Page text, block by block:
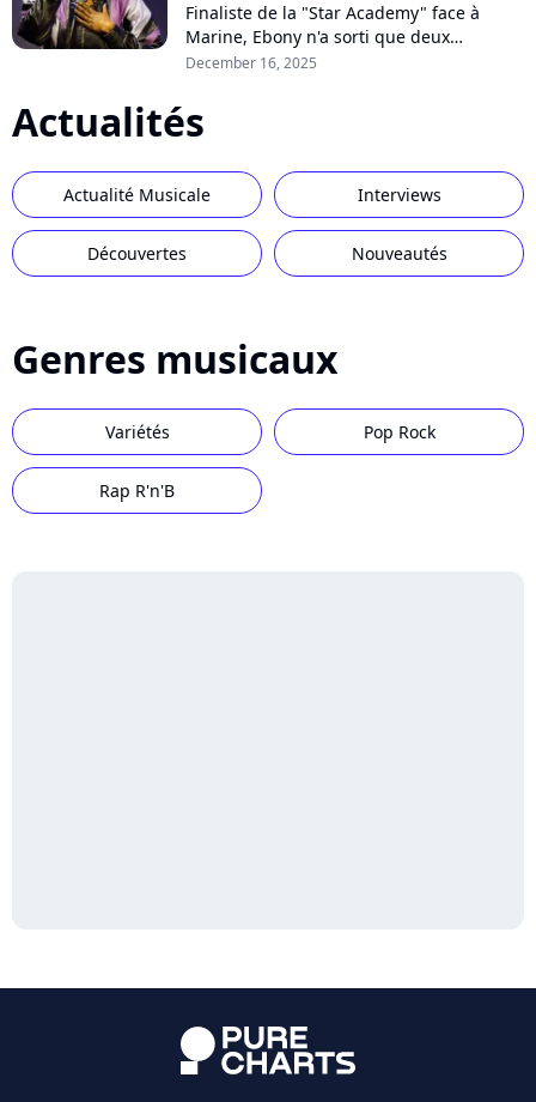
Finaliste de la "Star Academy" face à
Marine, Ebony n'a sorti que deux
chansons depuis. Mais la chanteuse
December 16, 2025
Actualités
Actualité Musicale Interviews
Découvertes Nouveautés
Genres musicaux
Variétés Pop Rock
Rap R'n'B